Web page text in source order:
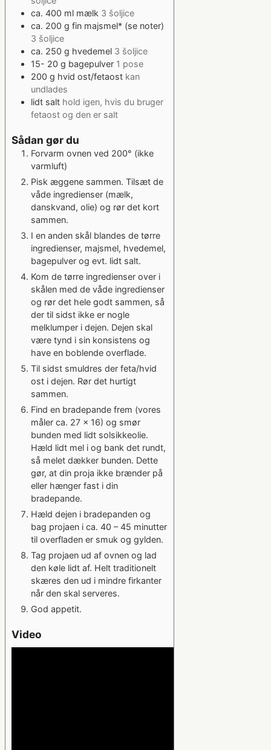
ca. 400 ml mælk 3 šoljice
ca. 200 g fin majsmel* (se noter)
3 šoljice
ca. 250 g hvedemel 3 šoljice
15- 20 g bagepulver 1 pose
200 g hvid ost/fetaost kan
undlades
lidt salt hold igen, hvis du bruger
fetaost og den er salt
Sådan gør du
Forvarm ovnen ved 200° (ikke
varmluft)
Pisk æggene sammen. Tilsæt de
våde ingredienser (mælk,
danskvand, olie) og rør det kort
sammen.
I en anden skål blandes de tørre
ingredienser, majsmel, hvedemel,
bagepulver og evt. lidt salt.
Kom de tørre ingredienser over i
skålen med de våde ingredienser
og rør det hele godt sammen, så
der til sidst ikke er nogle
melklumper i dejen. Dejen skal
være tynd i sin konsistens og
have en boblende overflade.
Til sidst smuldres der feta/hvid
ost i dejen. Rør det hurtigt
sammen.
Find en bradepande frem (vores
måler ca. 27 x 16) og smør
bunden med lidt solsikkeolie.
Hæld lidt mel i og bank det rundt,
så melet dækker bunden. Dette
gør, at din proja ikke brænder på
eller hænger fast i din
bradepande.
Hæld dejen i bradepanden og
bag projaen i ca. 40 – 45 minutter
til overfladen er smuk og gylden.
Tag projaen ud af ovnen og lad
den køle lidt af. Helt traditionelt
skæres den ud i mindre firkanter
når den skal serveres.
God appetit.
Video